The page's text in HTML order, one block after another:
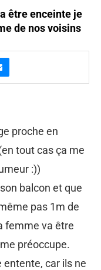
être enceinte je
de nos voisins
proche en
tout cas ça me
:))
balcon et que
pas 1m de
femme va être
préoccupe.
entente, car ils ne